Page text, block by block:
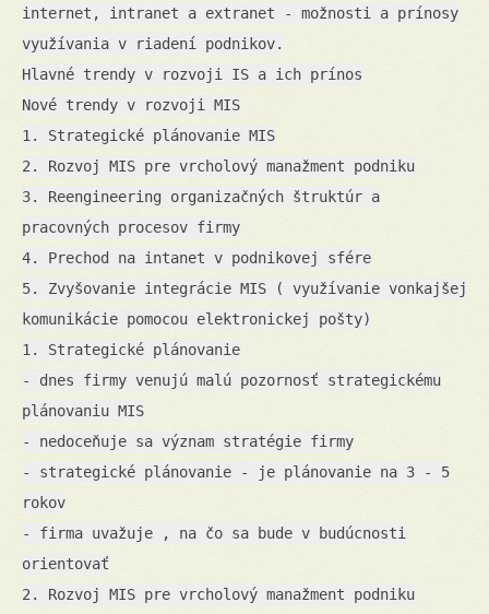
internet, intranet a extranet - možnosti a prínosy
využívania v riadení podnikov.
Hlavné trendy v rozvoji IS a ich prínos
Nové trendy v rozvoji MIS
1. Strategické plánovanie MIS
2. Rozvoj MIS pre vrcholový manažment podniku
3. Reengineering organizačných štruktúr a
pracovných procesov firmy
4. Prechod na intanet v podnikovej sfére
5. Zvyšovanie integrácie MIS ( využívanie vonkajšej
komunikácie pomocou elektronickej pošty)
1. Strategické plánovanie
- dnes firmy venujú malú pozornosť strategickému
plánovaniu MIS
- nedoceňuje sa význam stratégie firmy
- strategické plánovanie - je plánovanie na 3 - 5
rokov
- firma uvažuje , na čo sa bude v budúcnosti
orientovať
2. Rozvoj MIS pre vrcholový manažment podniku